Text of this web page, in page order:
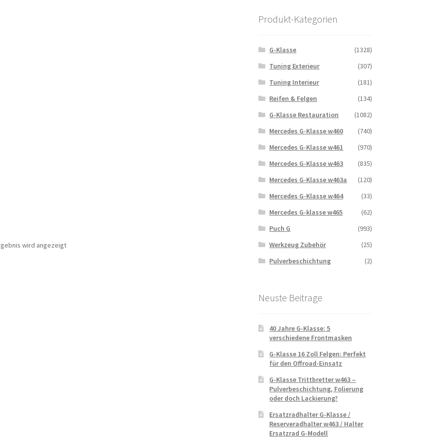
w463
wird angezeigt
Produkt-Kategorien
G-Klasse
(1328)
Tuning Exterieur
(307)
Tuning Interieur
(181)
Reifen & Felgen
(134)
G-Klasse Restauration
(1082)
Mercedes G-Klasse w460
(740)
Mercedes G-Klasse w461
(970)
Mercedes G-Klasse w463
(835)
Mercedes G-Klasse w463a
(120)
Mercedes G-Klasse w464
(33)
Mercedes G-klasse w465
(62)
Puch G
(993)
Werkzeug Zubehör
(25)
Pulverbeschichtung
(2)
Neuste Beitrage
40 Jahre G-Klasse: 5
verschiedene Frontmasken
G-Klasse 16 Zoll Felgen: Perfekt
für den Offroad-Einsatz
G-Klasse Trittbretter w463 –
Pulverbeschichtung, Folierung
oder doch Lackierung?
Ersatzradhalter G-Klasse /
Reserveradhalter w463 / Halter
Ersatzrad G-Modell